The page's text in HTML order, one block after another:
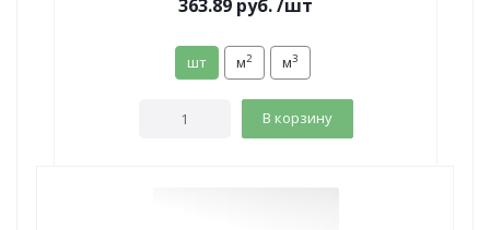
363.89 руб./шт
шт м2 м3
В корзину